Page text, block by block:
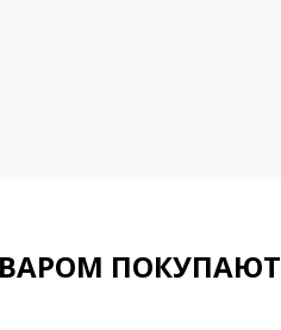
ПОКУПАЮТ